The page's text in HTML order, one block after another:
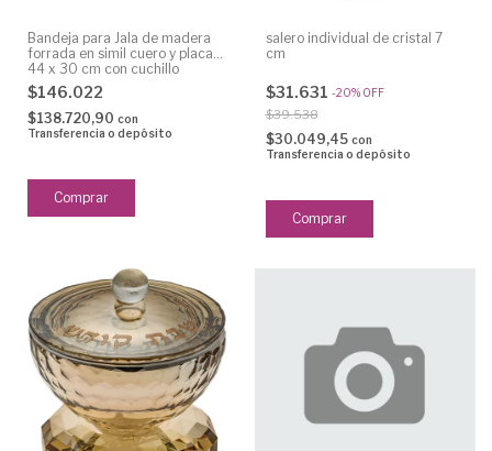
Bandeja para Jala de madera
forrada en simil cuero y placa
44 x 30 cm con cuchillo
$146.022
$138.720,90 con
Transferencia o depósito
salero individual de cristal 7
cm
$31.631 -20% OFF
$39.538
$30.049,45 con
Transferencia o depósito